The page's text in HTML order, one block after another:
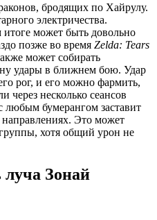
бродящих по Хайрулу.
электричества.
может быть довольно
позже во время Zelda: Tears
может собирать
удары в ближнем бою. Удар
рог, и его можно фармить,
через несколько сеансов
любым бумерангом заставит
направлениях. Это может
хотя общий урон не
луча Зонай